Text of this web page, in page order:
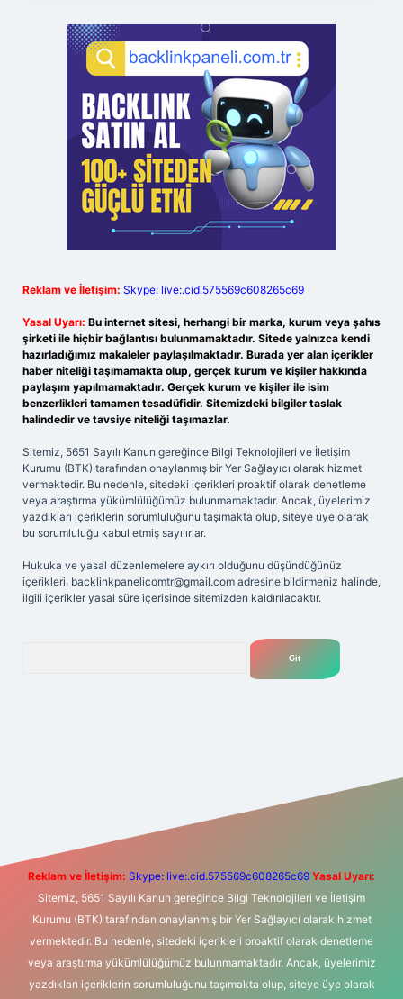
Reklam ve İletişim: Skype: live:.cid.575569c608265c69
Yasal Uyarı: Bu internet sitesi, herhangi bir marka, kurum veya şahıs
şirketi ile hiçbir bağlantısı bulunmamaktadır. Sitede yalnızca kendi
hazırladığımız makaleler paylaşılmaktadır. Burada yer alan içerikler
haber niteliği taşımamakta olup, gerçek kurum ve kişiler hakkında
paylaşım yapılmamaktadır. Gerçek kurum ve kişiler ile isim
benzerlikleri tamamen tesadüfidir. Sitemizdeki bilgiler taslak
halindedir ve tavsiye niteliği taşımazlar.
Sitemiz, 5651 Sayılı Kanun gereğince Bilgi Teknolojileri ve İletişim
Kurumu (BTK) tarafından onaylanmış bir Yer Sağlayıcı olarak hizmet
vermektedir. Bu nedenle, sitedeki içerikleri proaktif olarak denetleme
veya araştırma yükümlülüğümüz bulunmamaktadır. Ancak, üyelerimiz
yazdıkları içeriklerin sorumluluğunu taşımakta olup, siteye üye olarak
bu sorumluluğu kabul etmiş sayılırlar.
Hukuka ve yasal düzenlemelere aykırı olduğunu düşündüğünüz
içerikleri, backlinkpanelicomtr@gmail.com adresine bildirmeniz halinde,
ilgili içerikler yasal süre içerisinde sitemizden kaldırılacaktır.
m elexbet
Reklam ve İletişim: Skype: live:.cid.575569c608265c69 Yasal Uyarı:
Sitemiz, 5651 Sayılı Kanun gereğince Bilgi Teknolojileri ve İletişim
Kurumu (BTK) tarafından onaylanmış bir Yer Sağlayıcı olarak hizmet
vermektedir. Bu nedenle, sitedeki içerikleri proaktif olarak denetleme
veya araştırma yükümlülüğümüz bulunmamaktadır. Ancak, üyelerimiz
yazdıkları içeriklerin sorumluluğunu taşımakta olup, siteye üye olarak